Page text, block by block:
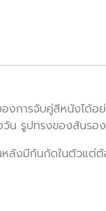
การจับคู่สีหนังได้อ
น รูปทรงของส้นรอ
หลังมีกันกัดในตัวแ